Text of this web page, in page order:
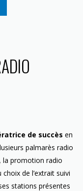
de succès en
palmarès radio
la promotion radio
choix de l’extrait suivi
stations présentes